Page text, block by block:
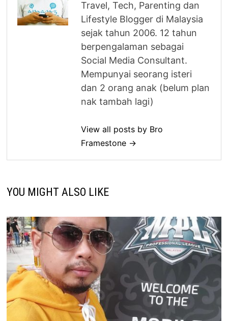
Travel, Tech, Parenting dan
Lifestyle Blogger di Malaysia
sejak tahun 2006. 12 tahun
berpengalaman sebagai
Social Media Consultant.
Mempunyai seorang isteri
dan 2 orang anak (belum plan
nak tambah lagi)
View all posts by Bro
Framestone →
YOU MIGHT ALSO LIKE